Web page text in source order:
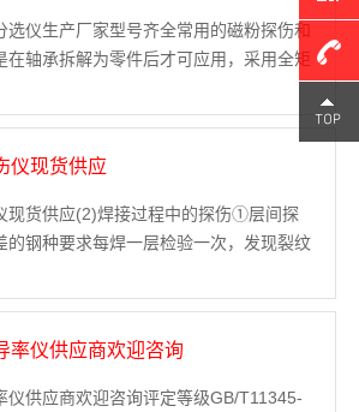
选仪生产厂家型号齐全常用的磁粉探伤和
在轴承拆解为零件后才可应用，采用全矩
仪现货供应
现货供应(2)焊接过程中的探伤①层间探
的钢种要求每焊一层检验一次，发现裂纹
率仪供应商欢迎咨询
仪供应商欢迎咨询评定等级GB/T11345-
180-
3636